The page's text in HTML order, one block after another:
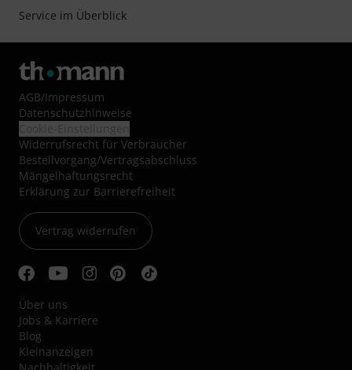
Service im Überblick
AGB/Impressum
Datenschutzhinweise
Widerrufsrecht für Verbraucher
Bestellvorgang/Vertragsabschluss
Mängelhaftungsrecht
Erklärung zur Barrierefreiheit
Vertrag widerrufen
Über uns
Jobs & Karriere
Blog
Kleinanzeigen